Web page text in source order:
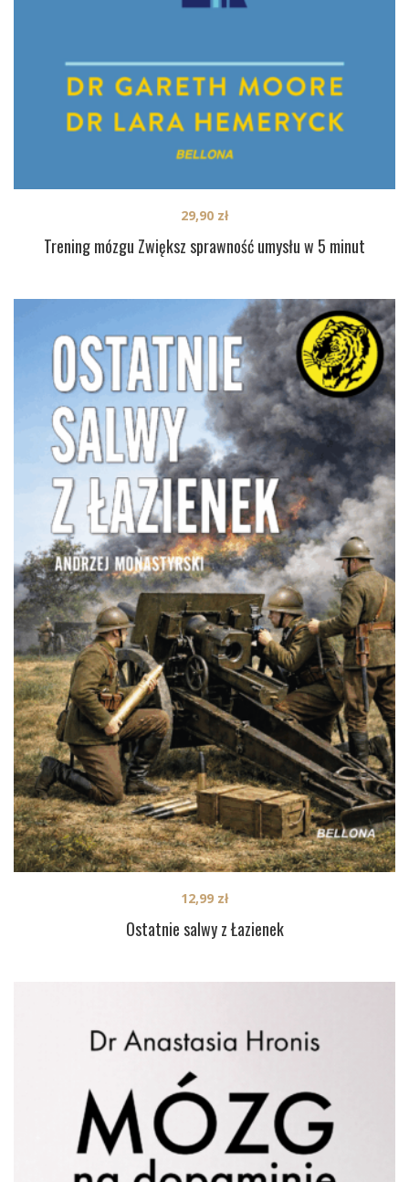
Trening mózgu Zwiększ sprawność umysłu w 5 minut
29,90 zł
Ostatnie salwy z Łazienek
12,99 zł